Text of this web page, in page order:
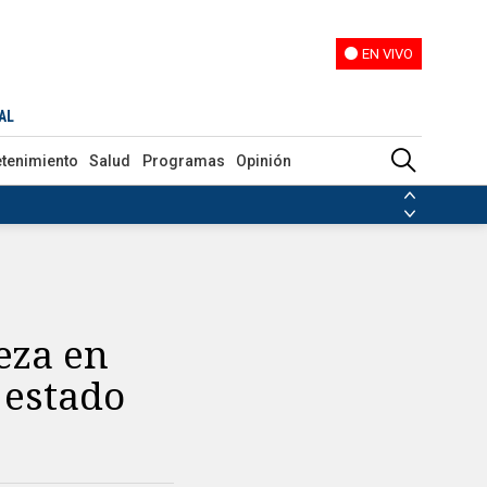
EN VIVO
Salud Programas Opinión
en